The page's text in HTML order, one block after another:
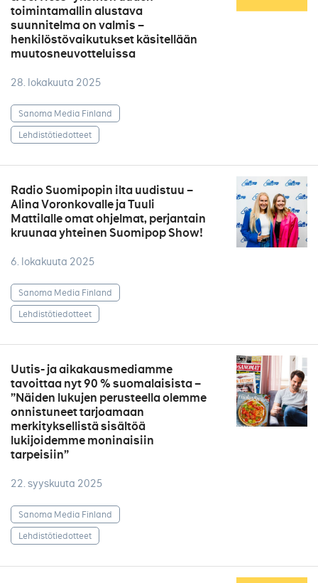
toimintamallin alustava
suunnitelma on valmis –
henkilöstövaikutukset käsitellään
muutosneuvotteluissa
28. lokakuuta 2025
Sanoma Media Finland
Lehdistötiedotteet
Radio Suomipopin ilta uudistuu –
Alina Voronkovalle ja Tuuli
Mattilalle omat ohjelmat, perjantain
kruunaa yhteinen Suomipop Show!
6. lokakuuta 2025
Sanoma Media Finland
Lehdistötiedotteet
Uutis- ja aikakausmediamme
tavoittaa nyt 90 % suomalaisista –
”Näiden lukujen perusteella olemme
onnistuneet tarjoamaan
merkityksellistä sisältöä
lukijoidemme moninaisiin
tarpeisiin”
22. syyskuuta 2025
Sanoma Media Finland
Lehdistötiedotteet